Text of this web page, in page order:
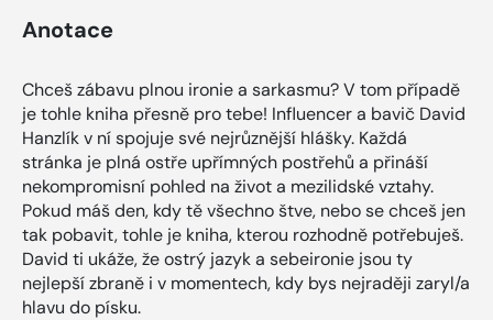
Anotace
Chceš zábavu plnou ironie a sarkasmu? V tom případě
je tohle kniha přesně pro tebe! Influencer a bavič David
Hanzlík v ní spojuje své nejrůznější hlášky. Každá
stránka je plná ostře upřímných postřehů a přináší
nekompromisní pohled na život a mezilidské vztahy.
Pokud máš den, kdy tě všechno štve, nebo se chceš jen
tak pobavit, tohle je kniha, kterou rozhodně potřebuješ.
David ti ukáže, že ostrý jazyk a sebeironie jsou ty
nejlepší zbraně i v momentech, kdy bys nejraději zaryl/a
hlavu do písku.